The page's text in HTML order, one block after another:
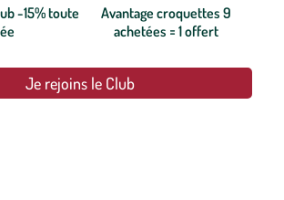
-15% toute
Avantage croquettes 9
achetées = 1 offert
Je rejoins le Club